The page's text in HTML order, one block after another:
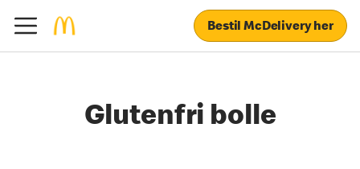
Bestil McDelivery her
Glutenfri bolle